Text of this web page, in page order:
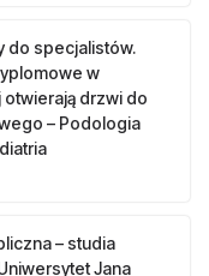
do specjalistów.
w
otwierają drzwi do
– Podologia
– studia
Jana